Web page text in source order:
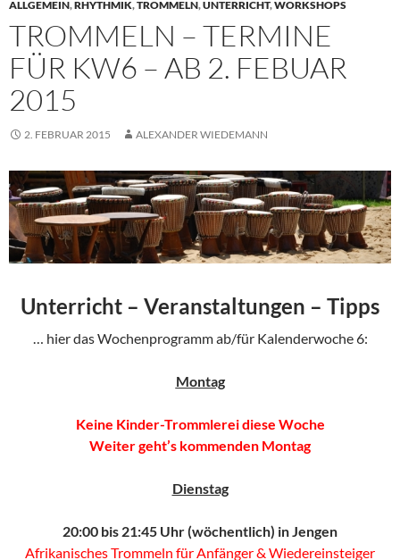
ALLGEMEIN,RHYTHMIK,TROMMELN,UNTERRICHT,WORKSHOPS
TROMMELN – TERMINE
FÜR KW6 – AB 2. FEBUAR
2015
2. FEBRUAR 2015 ALEXANDER WIEDEMANN
Unterricht – Veranstaltungen – Tipps
… hier das Wochenprogramm ab/für Kalenderwoche 6:
Montag
Keine Kinder-Trommlerei diese Woche
Weiter geht’s kommenden Montag
Dienstag
20:00 bis 21:45 Uhr (wöchentlich) in Jengen
Afrikanisches Trommeln für Anfänger & Wiedereinsteiger